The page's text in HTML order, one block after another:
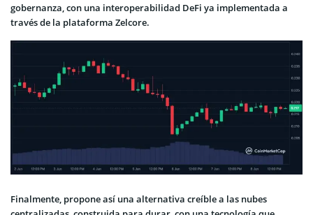
gobernanza, con una interoperabilidad DeFi ya implementada a
través de la plataforma Zelcore.
Finalmente, propone así una alternativa creíble a las nubes